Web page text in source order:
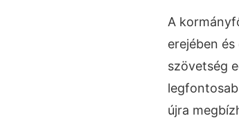
A
erejében
szövetség
újra